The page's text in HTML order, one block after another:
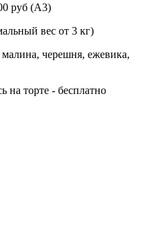
руб (А3)
вес от 3 кг)
черешня, ежевика,
на торте - бесплатно